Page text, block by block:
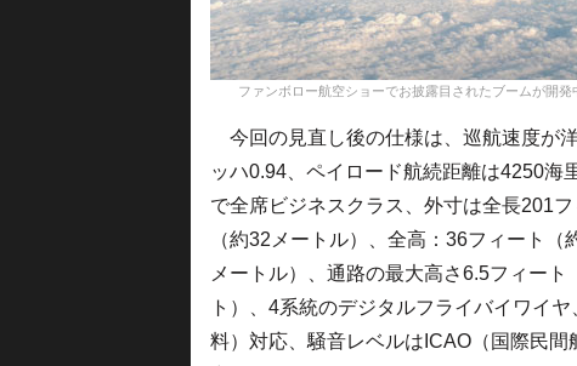
ファンボロー航空ショーでお披露目されたブームが開
今回の見直し後の仕様は、巡航速度が
ッハ0.94、ペイロード航続距離は4250海
で全席ビジネスクラス、外寸は全長201
（約32メートル）、全高：36フィート
メートル）、通路の最大高さ6.5フィー
ト）、4系統のデジタルフライバイワイ
料）対応、騒音レベルはICAO（国際民